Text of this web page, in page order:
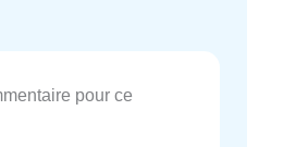
pour ce